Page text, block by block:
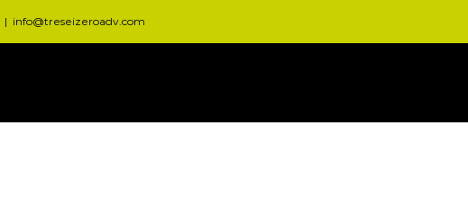
| info@treseizeroadv.com